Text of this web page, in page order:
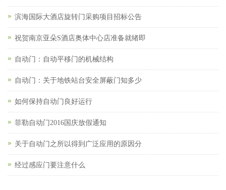
滨海国际大酒店旋转门采购项目招标公告
祝贺南京亚朵S酒店奥体中心店准备就绪即
自动门：自动平移门的机械结构
自动门：关于地铁站台安全屏蔽门知多少
如何保持自动门良好运行
菲勒自动门2016国庆放假通知
关于自动门之所以得到广泛应用的原因分
经过感应门要注意什么